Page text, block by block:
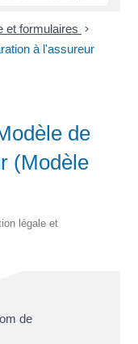
et formulaires >
à l'assureur
de
(Modèle
légale et
de